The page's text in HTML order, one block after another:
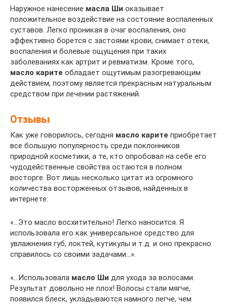
Наружное нанесение масла Ши оказывает
положительное воздействие на состояние воспаленных
суставов. Легко проникая в очаг воспаления, оно
эффективно борется с застоями крови, снимает отеки,
воспаления и болевые ощущения при таких
заболеваниях как артрит и ревматизм. Кроме того,
масло карите обладает ощутимым разогревающим
действием, поэтому является прекрасным натуральным
средством при лечении растяжений.
Отзывы
Как уже говорилось, сегодня масло карите приобретает
все большую популярность среди поклонников
природной косметики, а те, кто опробовал на себе его
чудодейственные свойства остаются в полном
восторге. Вот лишь несколько цитат из огромного
количества восторженных отзывов, найденных в
интернете:
«…Это масло восхитительно! Легко наносится. Я
использовала его как универсальное средство для
увлажнения губ, локтей, кутикулы и т.д. и оно прекрасно
справилось со своими задачами…».
«…Использовала масло Ши для ухода за волосами.
Результат довольно не плох! Волосы стали мягче,
появился блеск, укладываются намного легче, чем